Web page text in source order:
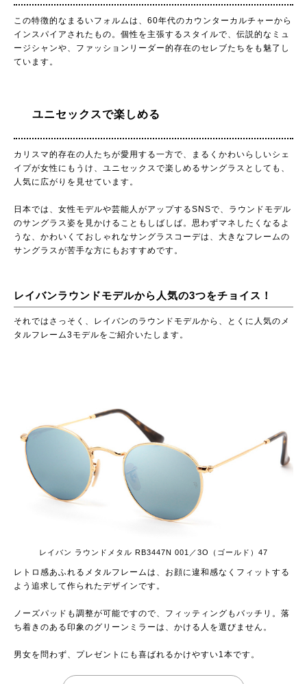
この特徴的なまるいフォルムは、60年代のカウンターカルチャーから
インスパイアされたもの。個性を主張するスタイルで、伝説的なミュ
ージシャンや、ファッションリーダー的存在のセレブたちをも魅了し
ています。
ユニセックスで楽しめる
カリスマ的存在の人たちが愛用する一方で、まるくかわいらしいシェ
イプが女性にもうけ、ユニセックスで楽しめるサングラスとしても、
人気に広がりを見せています。
日本では、女性モデルや芸能人がアップするSNSで、ラウンドモデル
のサングラス姿を見かけることもしばしば。思わずマネしたくなるよ
うな、かわいくておしゃれなサングラスコーデは、大きなフレームの
サングラスが苦手な方にもおすすめです。
レイバンラウンドモデルから人気の3つをチョイス！
それではさっそく、レイバンのラウンドモデルから、とくに人気のメ
タルフレーム3モデルをご紹介いたします。
レイバン ラウンドメタル RB3447N 001／3O（ゴールド）47
レトロ感あふれるメタルフレームは、お顔に違和感なくフィットする
よう追求して作られたデザインです。
ノーズパッドも調整が可能ですので、フィッティングもバッチリ。落
ち着きのある印象のグリーンミラーは、かける人を選びません。
男女を問わず、プレゼントにも喜ばれるかけやすい1本です。